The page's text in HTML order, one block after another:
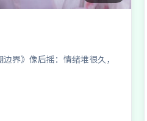
界》像后摇：情绪堆很久，